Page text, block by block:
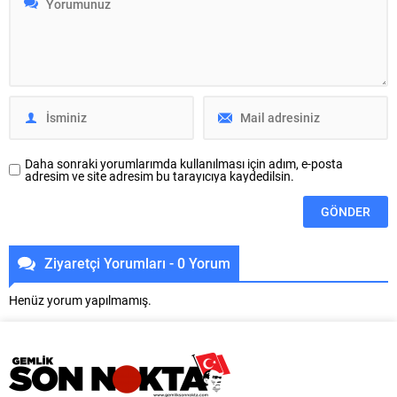
seferberliği kapsamında Bursa
Daha sonraki yorumlarımda kullanılması için adım, e-posta
adresim ve site adresim bu tarayıcıya kaydedilsin.
Ziyaretçi Yorumları - 0 Yorum
Henüz yorum yapılmamış.